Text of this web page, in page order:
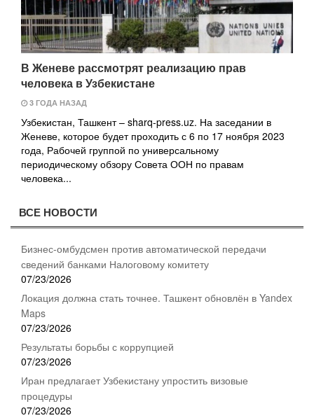
В Женеве рассмотрят реализацию прав
человека в Узбекистане
3 ГОДА НАЗАД
Узбекистан, Ташкент – sharq-press.uz. На заседании в
Женеве, которое будет проходить с 6 по 17 ноября 2023
года, Рабочей группой по универсальному
периодическому обзору Совета ООН по правам
человека...
ВСЕ НОВОСТИ
Бизнес-омбудсмен против автоматической передачи
сведений банками Налоговому комитету
07/23/2026
Локация должна стать точнее. Ташкент обновлён в Yandex
Maps
07/23/2026
Результаты борьбы с коррупцией
07/23/2026
Иран предлагает Узбекистану упростить визовые
процедуры
07/23/2026